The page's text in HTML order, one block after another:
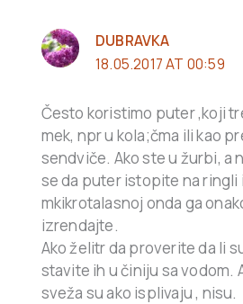
DUBRAVKA
18.05.2017 AT 00:59
Često koristimo puter ,koji
mek, npr u kola;čma ili kao
sendviče. Ako ste u žurbi, a
se da puter istopite na ringli
mkikrotalasnoj onda ga
izrendajte.
Ako želitr da proverite da li
stavite ih u činiju sa vodom.
sveža su ako isplivaju , nisu.